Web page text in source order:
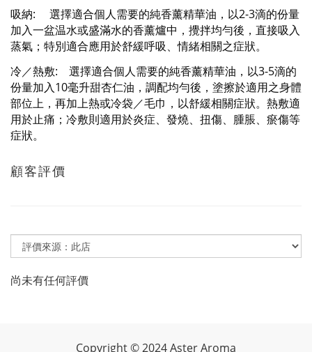
吸納: 選擇適合個人需要的純香薰精華油，以2-3滴的份量
加入一盆温水或盛滿水的香薰爐中，攪拌均勻後，直接吸入
蒸氣；特別適合應用於舒緩呼吸、情緒相關之症狀。
冷／熱敷:
選擇適合個人需要的純香薰精華油，以3-5滴的
份量加入10毫升甜杏仁油，調配均勻後， 塗擦於適用之身體
部位上，再加上熱或冷袋／毛巾，以舒緩相關症狀。熱敷適
用於止痛；冷敷則適用於炎症、發燒、扭傷、腫脹、瘀傷等
症狀。
顧客評價
尚未有任何評價
Copyright©2024 Aster Aroma